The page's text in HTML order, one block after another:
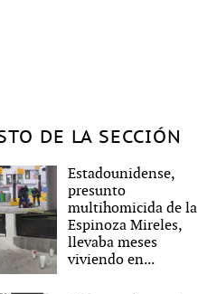
DE LA SECCIÓN
Estadounidense,
presunto
multihomicida de la
Espinoza Mireles,
llevaba meses
viviendo en...